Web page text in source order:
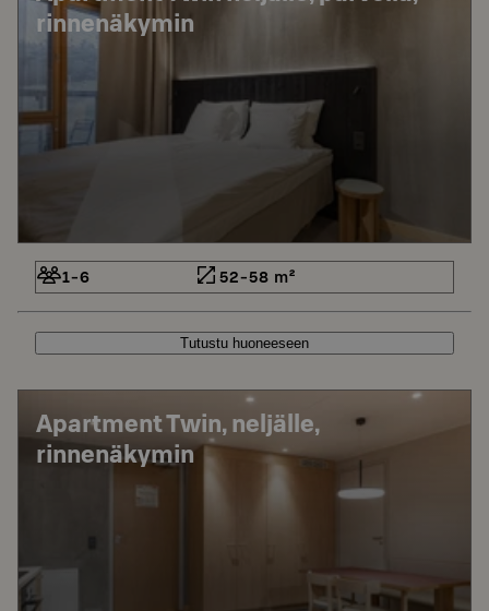
rinnenäkymin
1-6 52-58 m²
Tutustu huoneeseen
Apartment Twin, neljälle,
rinnenäkymin